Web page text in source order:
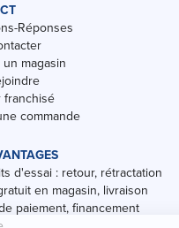
Réponses
magasin
franchisé
commande
d'essai : retour, rétractation
en magasin, livraison
paiement, financement